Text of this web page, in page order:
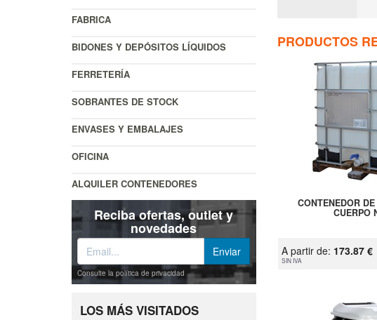
FABRICA
BIDONES Y DEPÓSITOS LÍQUIDOS
FERRETERÍA
SOBRANTES DE STOCK
ENVASES Y EMBALAJES
OFICINA
ALQUILER CONTENEDORES
Reciba ofertas, outlet y
novedades
Consulte la política de privacidad
LOS MÁS VISITADOS
PRODUCTOS
CONTENEDOR
CUERPO
A partir de: 173.87 €
SIN IVA